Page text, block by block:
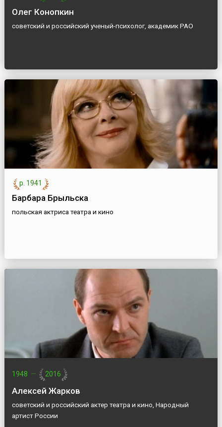
Олег Конопкин
советский и российский ученый-психолог, академик РАО
р. 1941
Барбара Брыльска
польская актриса театра и кино
1948 — 2016
Алексей Жарков
советский и российский актер театра и кино, Народный
артист России